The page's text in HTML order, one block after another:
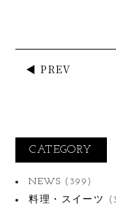
◀ PREV
CATEGORY
NEWS (399)
料理・スイーツ